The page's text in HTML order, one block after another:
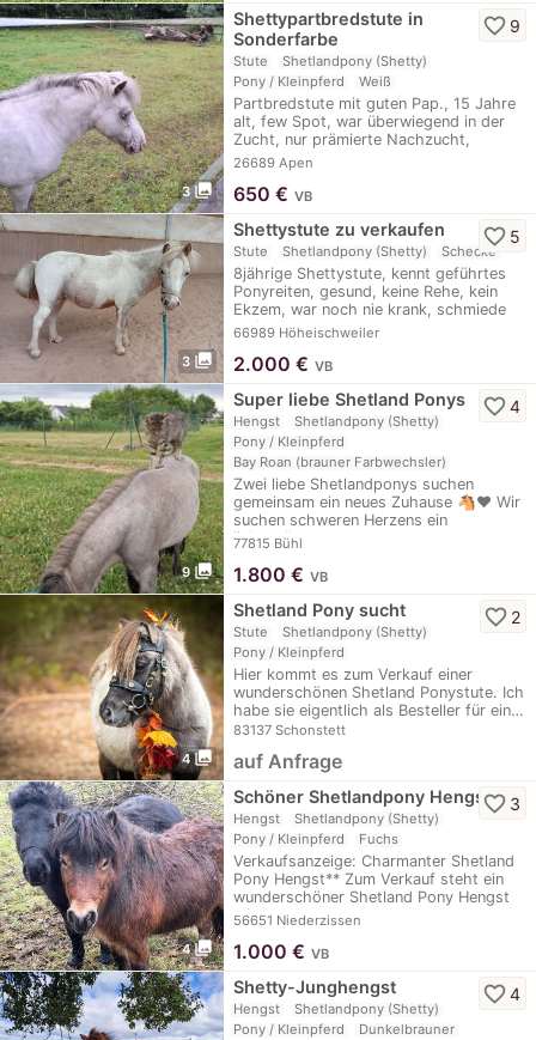
3 photo_library
Shettypartbredstute in
Sonderfarbe
Stute
Shetlandpony (Shetty)
Pony / Kleinpferd
Weiß
Partbredstute mit guten Pap., 15 Jahre
alt, few Spot, war überwiegend in der
Zucht, nur prämierte Nachzucht,
wegen…
26689 Apen
favorite_border 9
650 € VB
3 photo_library
Shettystute zu verkaufen
Stute Shetlandpony (Shetty) Schecke
8jährige Shettystute, kennt geführtes
Ponyreiten, gesund, keine Rehe, kein
Ekzem, war noch nie krank, schmiede
und…
66989 Höheischweiler
favorite_border 5
2.000 € VB
9 photo_library
Super liebe Shetland Ponys
Hengst
Shetlandpony (Shetty)
Pony / Kleinpferd
Bay Roan (brauner Farbwechsler)
Zwei liebe Shetlandponys suchen
gemeinsam ein neues Zuhause 🐴❤️ Wir
suchen schweren Herzens ein
liebevolles…
77815 Bühl
favorite_border4
1.800 € VB
4 photo_library
Shetland Pony sucht
Stute
Shetlandpony (Shetty)
Pony / Kleinpferd
Hier kommt es zum Verkauf einer
wunderschönen Shetland Ponystute. Ich
habe sie eigentlich als Besteller für ein…
83137 Schonstett
favorite_border 2
auf Anfrage
4 photo_library
Schöner Shetlandpony Hengst
Hengst
Shetlandpony (Shetty)
Pony / Kleinpferd
Fuchs
Verkaufsanzeige: Charmanter Shetland
Pony Hengst** Zum Verkauf steht ein
wunderschöner Shetland Pony Hengst
mit…
56651 Niederzissen
favorite_border 3
1.000 € VB
Shetty-Junghengst
Hengst
Shetlandpony (Shetty)
Pony / Kleinpferd
Dunkelbrauner
favorite_border4